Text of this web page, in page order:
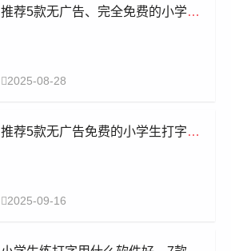
推荐5款无广告、完全免费的小学生
2025-08-28
推荐5款无广告免费的小学生打字练
2025-09-16